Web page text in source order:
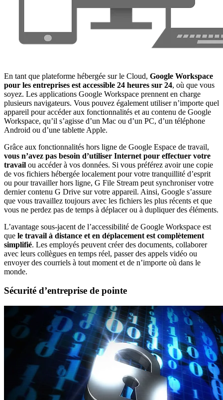
En tant que plateforme hébergée sur le Cloud, Google Workspace
pour les entreprises est accessible 24 heures sur 24, où que vous
soyez. Les applications Google Workspace prennent en charge
plusieurs navigateurs. Vous pouvez également utiliser n’importe quel
appareil pour accéder aux fonctionnalités et au contenu de Google
Workspace, qu’il s’agisse d’un Mac ou d’un PC, d’un téléphone
Android ou d’une tablette Apple.
Grâce aux fonctionnalités hors ligne de Google Espace de travail,
vous n’avez pas besoin d’utiliser Internet pour effectuer votre
travail ou accéder à vos données. Si vous préférez avoir une copie
de vos fichiers hébergée localement pour votre tranquillité d’esprit
ou pour travailler hors ligne, G File Stream peut synchroniser votre
dernier contenu G Drive sur votre appareil. Ainsi, Google s’assure
que vous travaillez toujours avec les fichiers les plus récents et que
vous ne perdez pas de temps à déplacer ou à dupliquer des éléments.
L’avantage sous-jacent de l’accessibilité de Google Workspace est
que le travail à distance et en déplacement est complètement
simplifié. Les employés peuvent créer des documents, collaborer
avec leurs collègues en temps réel, passer des appels vidéo ou
envoyer des courriels à tout moment et de n’importe où dans le
monde.
Sécurité d’entreprise de pointe